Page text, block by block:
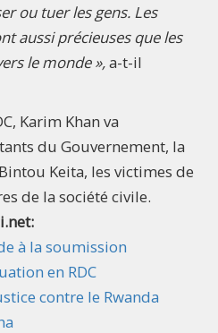
ou tuer les gens. Les
aussi précieuses que les
le monde »,a-t-il
Karim Khan va
du Gouvernement, la
Keita, les victimes de
de la société civile.
à la soumission
en RDC
contre le Rwanda